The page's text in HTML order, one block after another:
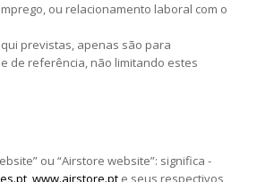
ou relacionamento laboral com o
previstas, apenas são para
de referência, não limitando estes
ou “Airstore website”: significa -
,www.airstore.pt e seus respectivos